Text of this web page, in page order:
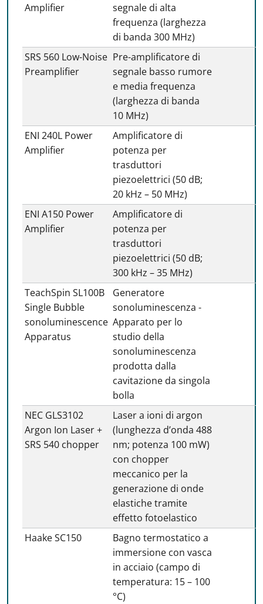
Amplifier
segnale di alta
frequenza (larghezza
di banda 300 MHz)
SRS 560 Low-Noise
Preamplifier
Pre-amplificatore di
segnale basso rumore
e media frequenza
(larghezza di banda
10 MHz)
ENI 240L Power
Amplifier
Amplificatore di
potenza per
trasduttori
piezoelettrici (50 dB;
20 kHz – 50 MHz)
ENI A150 Power
Amplifier
Amplificatore di
potenza per
trasduttori
piezoelettrici (50 dB;
300 kHz – 35 MHz)
TeachSpin SL100B
Single Bubble
sonoluminescence
Apparatus
Generatore
sonoluminescenza -
Apparato per lo
studio della
sonoluminescenza
prodotta dalla
cavitazione da singola
bolla
NEC GLS3102
Argon Ion Laser +
SRS 540 chopper
Laser a ioni di argon
(lunghezza d’onda 488
nm; potenza 100 mW)
con chopper
meccanico per la
generazione di onde
elastiche tramite
effetto fotoelastico
Haake SC150
Bagno termostatico a
immersione con vasca
in acciaio (campo di
temperatura: 15 – 100
°C)